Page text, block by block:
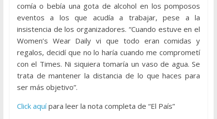
comía o bebía una gota de alcohol en los pomposos
eventos a los que acudía a trabajar, pese a la
insistencia de los organizadores. “Cuando estuve en el
Women’s Wear Daily vi que todo eran comidas y
regalos, decidí que no lo haría cuando me comprometí
con el Times. Ni siquiera tomaría un vaso de agua. Se
trata de mantener la distancia de lo que haces para
ser más objetivo”.
Click aquípara leer la nota completa de “El País”